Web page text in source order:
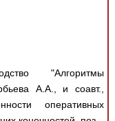
"Алгоритмы
А.А., и соавт.,
оперативных